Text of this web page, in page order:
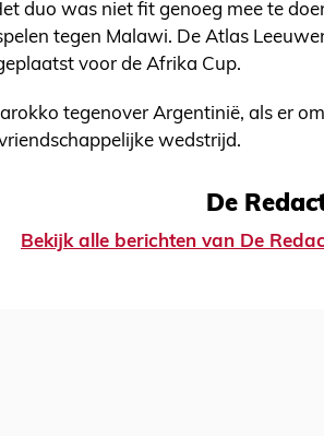
duo was niet fit genoeg mee te
tegen Malawi. De Atlas
voor de Afrika Cup.
tegenover Argentinië, als er
wedstrijd.
De
Bekijk alle berichten van De